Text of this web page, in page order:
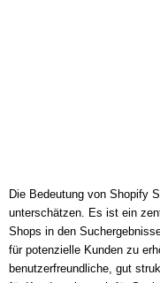
Die Bedeutung von Shopify
unterschätzen. Es ist ein
Shops in den
für potenzielle Kunden zu
benutzerfreundliche, gut